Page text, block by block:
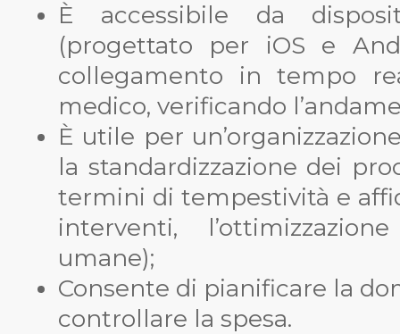
È accessibile da
(progettato per iOS e
collegamento in tempo
medico, verificando
È utile per
la standardizzazione dei
termini di tempestività e
interventi,
umane);
Consente di pianificare la
controllare la spesa.